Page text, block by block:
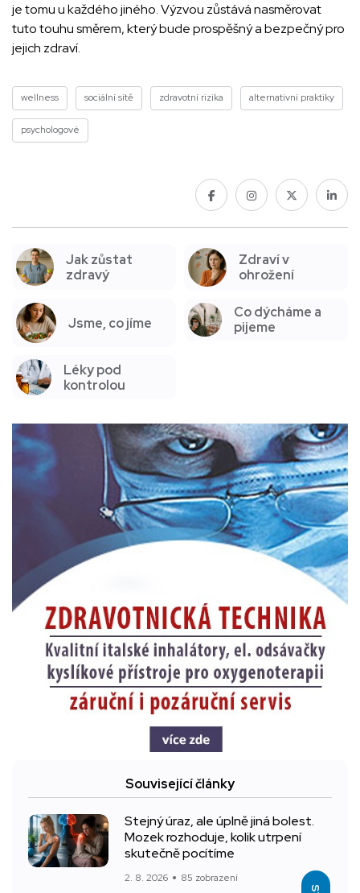
je tomu u každého jiného. Výzvou zůstává nasměrovat
tuto touhu směrem, který bude prospěšný a bezpečný pro
jejich zdraví.
wellness sociální sítě zdravotní rizika alternativní praktiky
psychologové
Jak zůstat
zdravý
Zdraví v
ohrožení
Jsme, co jíme
Co dýcháme a
pijeme
Léky pod
kontrolou
Související články
Stejný úraz, ale úplně jiná bolest.
Mozek rozhoduje, kolik utrpení
skutečně pocítíme
2. 8. 2026 85 zobrazení